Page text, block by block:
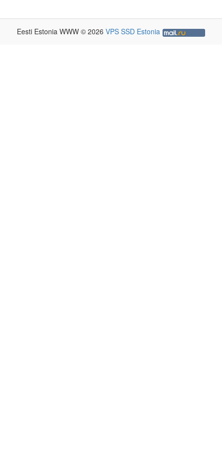
Eesti Estonia WWW © 2026 VPS SSD Estonia